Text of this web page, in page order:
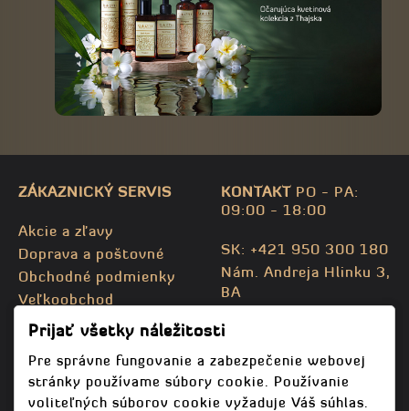
ZÁKAZNICKÝ SERVIS
Akcie a zľavy
Doprava a poštovné
Obchodné podmienky
Veľkoobchod
Kontaktujte nás
Mapa stránky
KONTAKTPO - PA:
09:00 - 18:00
SK: +421 950 300 180
Nám. Andreja Hlinku 3,
BA
info@bodhispa.sk
info@bodhi.cz
Prijať všetky náležitosti
Pre správne fungovanie a zabezpečenie webovej
stránky používame súbory cookie. Používanie
voliteľných súborov cookie vyžaduje Váš súhlas.